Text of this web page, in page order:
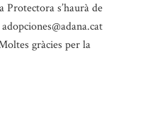
Protectora s’haurà de
gràcies per la